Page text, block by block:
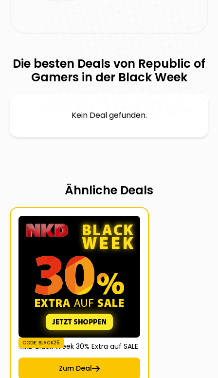
Die besten Deals von Republic of
Gamers in der Black Week
Kein Deal gefunden.
Ähnliche Deals
CODE: BLACK25
NKD Black Week 30% Extra auf SALE
Zum Deal